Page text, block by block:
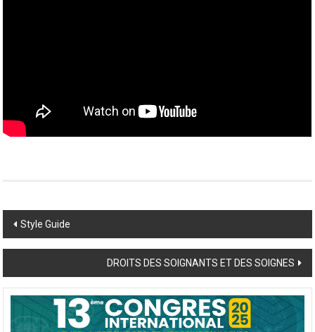
Post
navigation
Style Guide
DROITS DES SOIGNANTS ET DES SOIGNES